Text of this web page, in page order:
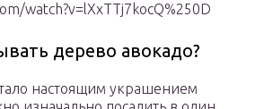
watch?v=lXxTTj7kocQ%250D
дерево авокадо?
настоящим украшением